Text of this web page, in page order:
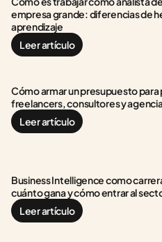
empresa grande: diferencias de
aprendizaje
Leer artículo
Cómo armar un presupuesto
freelancers, consultores y
Leer artículo
Business Intelligence como
cuánto gana y cómo entrar al
Leer artículo